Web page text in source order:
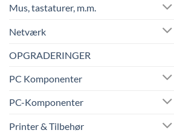
Mus, tastaturer, m.m.
Netværk
OPGRADERINGER
PC Komponenter
PC-Komponenter
Printer & Tilbehør